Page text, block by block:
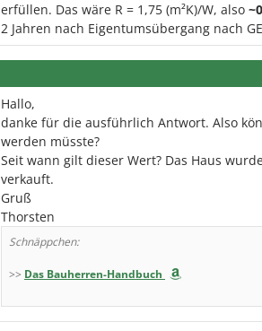
erfüllen. Das wäre R = 1,75 (m²K)/W, also
2 Jahren nach Eigentumsübergang nach
Hallo,
danke für die ausführlich Antwort. Also
werden müsste?
Seit wann gilt dieser Wert? Das Haus
verkauft.
Gruß
Thorsten
Schnäppchen:
>> Das Bauherren-Handbuch